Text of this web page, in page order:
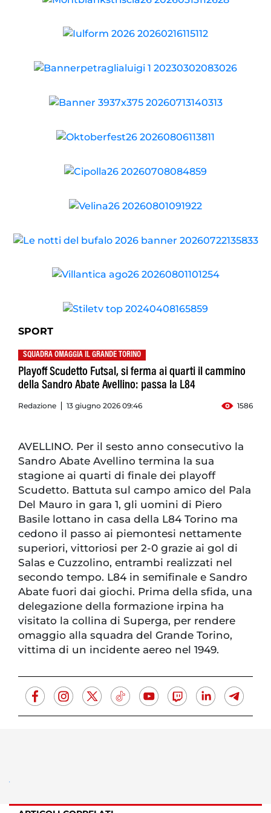
SPORT
SQUADRA OMAGGIA IL GRANDE TORINO
Playoff Scudetto Futsal, si ferma ai quarti il cammino
della Sandro Abate Avellino: passa la L84
Redazione 13 giugno 2026 09:46 1586
AVELLINO. Per il sesto anno consecutivo la
Sandro Abate Avellino termina la sua
stagione ai quarti di finale dei playoff
Scudetto. Battuta sul campo amico del Pala
Del Mauro in gara 1, gli uomini di Piero
Basile lottano in casa della L84 Torino ma
cedono il passo ai piemontesi nettamente
superiori, vittoriosi per 2-0 grazie ai gol di
Salas e Cuzzolino, entrambi realizzati nel
secondo tempo. L84 in semifinale e Sandro
Abate fuori dai giochi. Prima della sfida, una
delegazione della formazione irpina ha
visitato la collina di Superga, per rendere
omaggio alla squadra del Grande Torino,
vittima di un incidente aereo nel 1949.